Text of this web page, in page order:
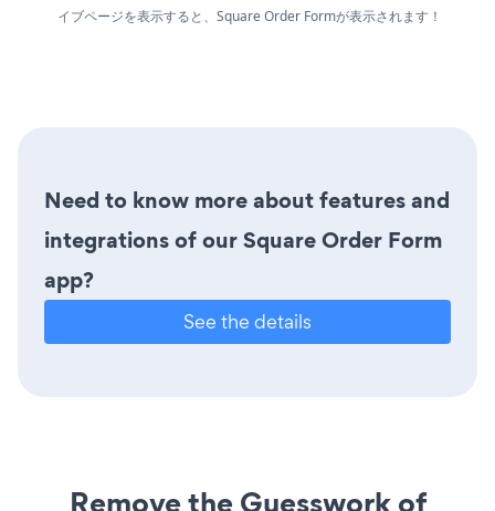
イブページを表示すると、Square Order Formが表示されます！
Need to know more about features and
integrations of our Square Order Form
app?
See the details
Remove the Guesswork of